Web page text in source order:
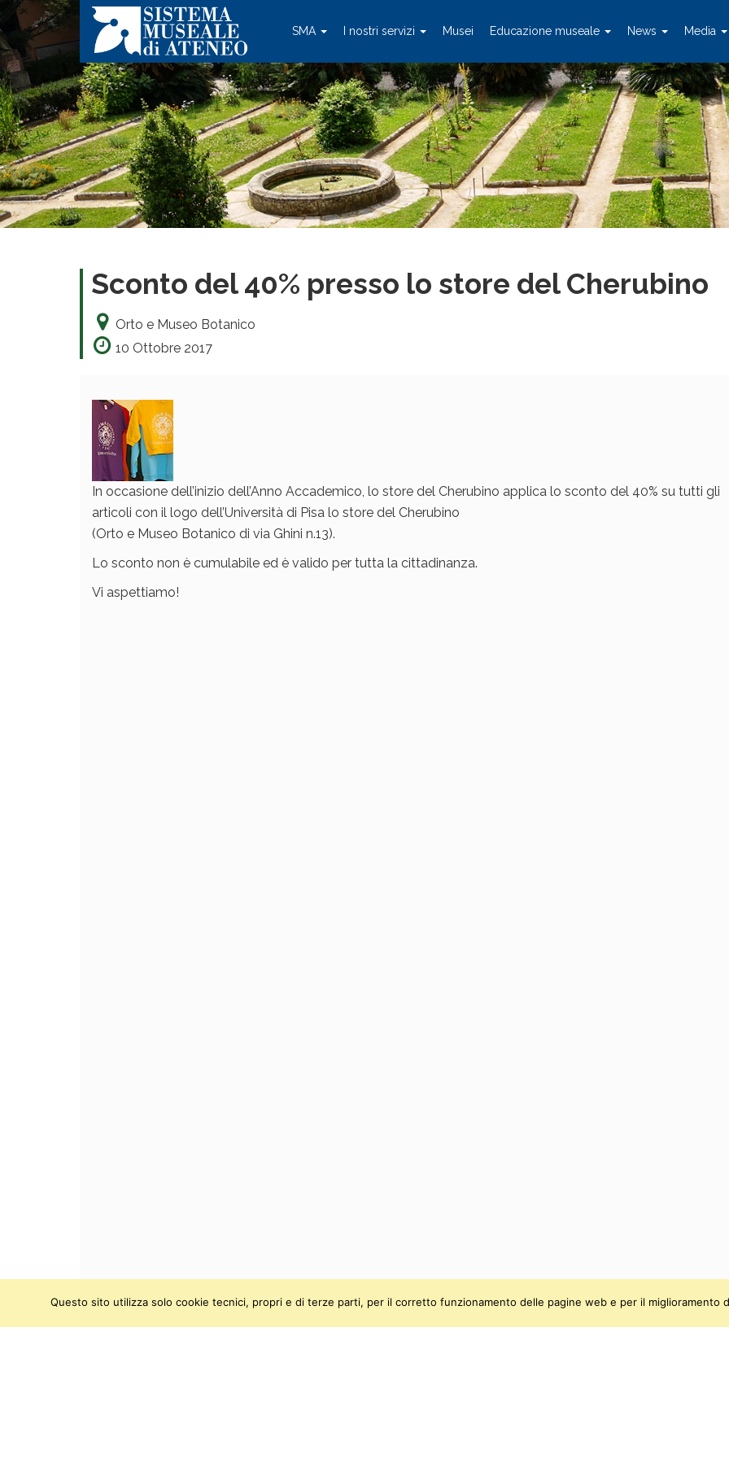
SMA I nostri servizi Musei Educazione museale News Media
Sconto del 40% presso lo store del Cherubino
Orto e Museo Botanico
10 Ottobre 2017
In occasione dell’inizio dell’Anno Accademico, lo store del Cherubino applica lo sconto del 40% su tutti gli
articoli con il logo dell’Università di Pisa lo store del Cherubino
(Orto e Museo Botanico di via Ghini n.13).
Lo sconto non è cumulabile ed è valido per tutta la cittadinanza.
Vi aspettiamo!
Questo sito utilizza solo cookie tecnici, propri e di terze parti, per il corretto funzionamento delle pagine web e per il miglioramento